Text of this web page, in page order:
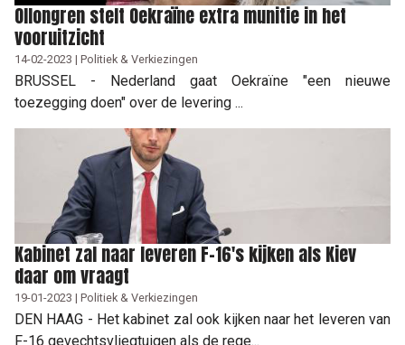
Ollongren stelt Oekraïne extra munitie in het
vooruitzicht
14-02-2023 | Politiek & Verkiezingen
BRUSSEL - Nederland gaat Oekraïne "een nieuwe
toezegging doen" over de levering ...
Kabinet zal naar leveren F-16's kijken als Kiev
daar om vraagt
19-01-2023 | Politiek & Verkiezingen
DEN HAAG - Het kabinet zal ook kijken naar het leveren van
F-16 gevechtsvliegtuigen als de rege...